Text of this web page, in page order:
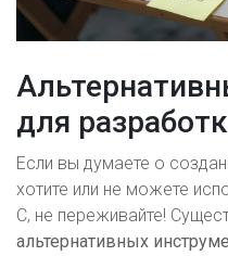
для
Если вы думаете о
хотите или не можете
C, не переживайте!
альтернативных